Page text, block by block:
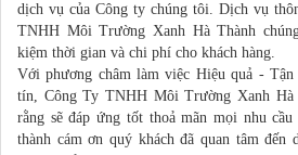
dịch vụ của Công ty chúng tôi. Dịch vụ
TNHH Môi Trường Xanh Hà Thành
kiệm thời gian và chi phí cho khách hàng.
Với phương châm làm việc Hiệu quả -
tín, Công Ty TNHH Môi Trường Xanh
rằng sẽ đáp ứng tốt thoả mãn mọi nhu cầu
thành cám ơn quý khách đã quan tâm